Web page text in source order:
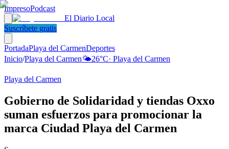
ImpresoPodcast
El Diario Local
Suscríbete gratis
PortadaPlaya del CarmenDeportes
Inicio/Playa del Carmen🌤️26°C· Playa del Carmen
Playa del Carmen
Gobierno de Solidaridad y tiendas Oxxo
suman esfuerzos para promocionar la
marca Ciudad Playa del Carmen